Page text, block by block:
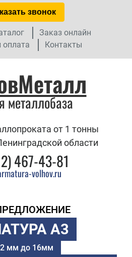
звонок
Заказ онлайн
оплата
Контакты
металлобаза
от 1 тонны
области
467-43-81
volhov.ru
А3
мм до 16мм